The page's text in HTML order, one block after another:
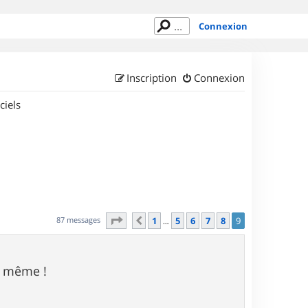
Connexion
Connexion
Inscription
87 messages Page sur
Précédent
1 … 5 6 7 8 9
!